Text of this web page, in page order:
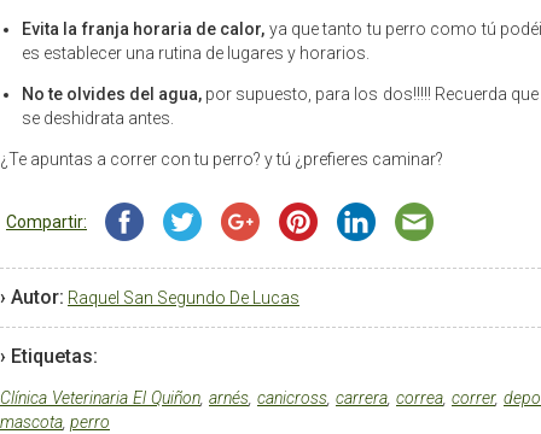
Evita la franja horaria de calor, ya que tanto tu perro como tú
es establecer una rutina de lugares y horarios.
No te olvides del agua, por supuesto, para los dos!!!!! Recuerda
se deshidrata antes.
¿Te apuntas a correr con tu perro? y tú ¿prefieres caminar?
Compartir:
› Autor: Raquel San Segundo De Lucas
› Etiquetas:
Clínica Veterinaria El Quiñon, arnés, canicross, carrera, correa, correr,
mascota, perro